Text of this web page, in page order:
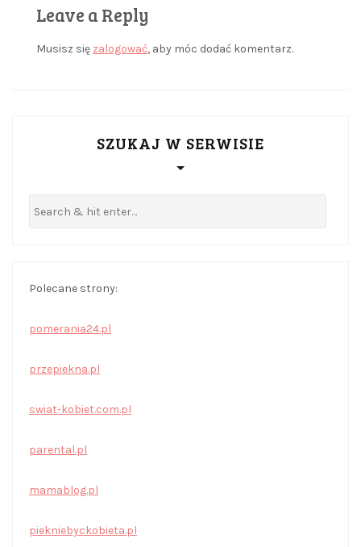
Leave a Reply
Musisz się zalogować, aby móc dodać komentarz.
SZUKAJ W SERWISIE
Polecane strony:
pomerania24.pl
przepiekna.pl
swiat-kobiet.com.pl
parental.pl
mamablog.pl
piekniebyckobieta.pl